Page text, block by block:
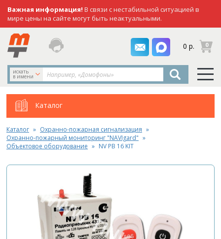
Важная информация! В связи с нестабильной ситуацией в
мире цены на сайте могут быть неактуальными.
0 р. 0
искать
в имени
Каталог
Каталог
Охранно-пожарная сигнализация
Охранно-пожарный мониторинг "NAVIgard"
Объектовое оборудование
NV PB 16 KIT